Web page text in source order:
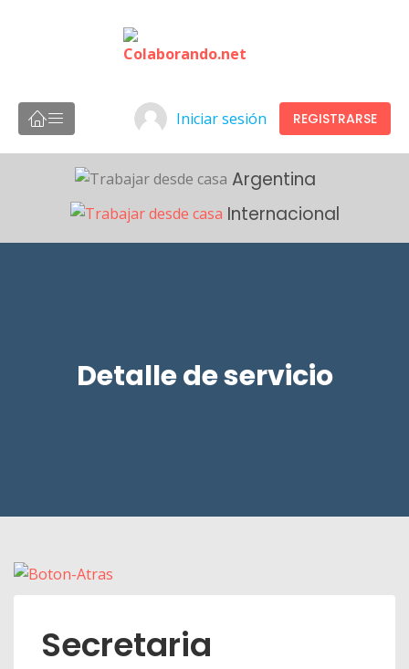
Iniciar sesión REGISTRARSE
Argentina
Internacional
Detalle de servicio
Secretaria